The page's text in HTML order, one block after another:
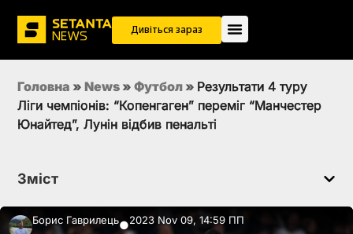
Дивіться зараз
Головна » News » Футбол » Результати 4 туру
Ліги чемпіонів: “Копенгаген” переміг “Манчестер
Юнайтед”, Лунін відбив пенальті
Зміст
Борис Гаврилець●2023 Nov 09, 14:59 ПП